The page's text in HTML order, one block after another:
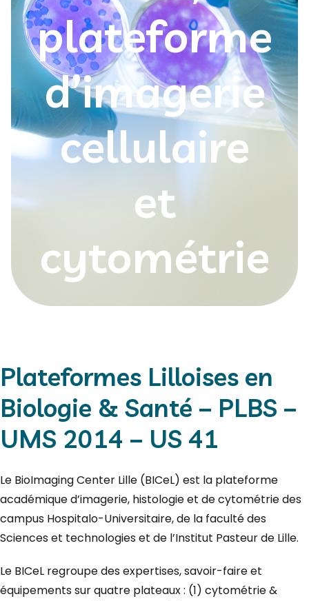
plateforme
d’imagerie
cellulaire
et
cytométrie
Plateformes Lilloises en
Biologie & Santé – PLBS –
UMS 2014 – US 41
Le BioImaging Center Lille (BICeL) est la plateforme
académique d’imagerie, histologie et de cytométrie des
campus Hospitalo-Universitaire, de la faculté des
Sciences et technologies et de l’Institut Pasteur de Lille.
Le BICeL regroupe des expertises, savoir-faire et
équipements sur quatre plateaux : (1) cytométrie &